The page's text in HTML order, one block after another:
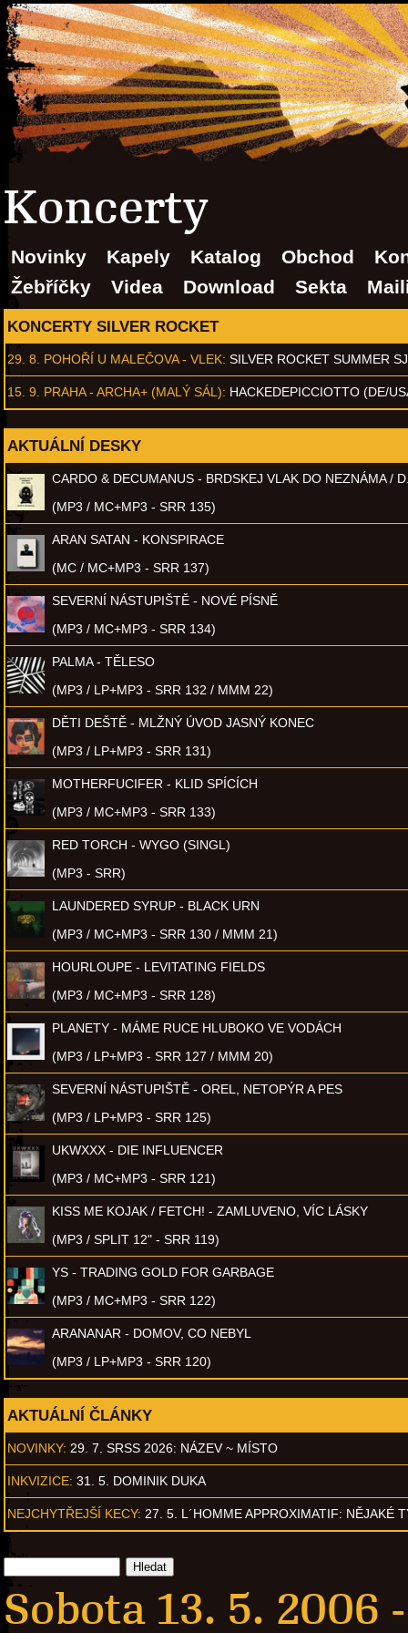
Koncerty
Novinky Kapely Katalog Obchod
Žebříčky
Videa Download Sekta
KONCERTY SILVER ROCKET
29. 8. POHOŘÍ U MALEČOVA - VLEK: SILVER ROCKET SUMMER
15. 9. PRAHA - ARCHA+ (MALÝ SÁL): HACKEDEPICCIOTTO (DE/
AKTUÁLNÍ DESKY
CARDO & DECUMANUS - BRDSKEJ VLAK DO NEZNÁMA /
(MP3 / MC+MP3 - SRR 135)
ARAN SATAN - KONSPIRACE
(MC / MC+MP3 - SRR 137)
SEVERNÍ NÁSTUPIŠTĚ - NOVÉ PÍSNĚ
(MP3 / MC+MP3 - SRR 134)
PALMA - TĚLESO
(MP3 / LP+MP3 - SRR 132 / MMM 22)
DĚTI DEŠTĚ - MLŽNÝ ÚVOD JASNÝ KONEC
(MP3 / LP+MP3 - SRR 131)
MOTHERFUCIFER - KLID SPÍCÍCH
(MP3 / MC+MP3 - SRR 133)
RED TORCH - WYGO (SINGL)
(MP3 - SRR)
LAUNDERED SYRUP - BLACK URN
(MP3 / MC+MP3 - SRR 130 / MMM 21)
HOURLOUPE - LEVITATING FIELDS
(MP3 / MC+MP3 - SRR 128)
PLANETY - MÁME RUCE HLUBOKO VE VODÁCH
(MP3 / LP+MP3 - SRR 127 / MMM 20)
SEVERNÍ NÁSTUPIŠTĚ - OREL, NETOPÝR A PES
(MP3 / LP+MP3 - SRR 125)
UKWXXX - DIE INFLUENCER
(MP3 / MC+MP3 - SRR 121)
KISS ME KOJAK / FETCH! - ZAMLUVENO, VÍC LÁSKY
(MP3 / SPLIT 12" - SRR 119)
YS - TRADING GOLD FOR GARBAGE
(MP3 / MC+MP3 - SRR 122)
ARANANAR - DOMOV, CO NEBYL
(MP3 / LP+MP3 - SRR 120)
AKTUÁLNÍ ČLÁNKY
NOVINKY: 29. 7. SRSS 2026: NÁZEV ~ MÍSTO
INKVIZICE: 31. 5. DOMINIK DUKA
NEJCHYTŘEJŠÍ KECY: 27. 5. L´HOMME APPROXIMATIF: NĚJAKÉ
Sobota 13. 5. 2006